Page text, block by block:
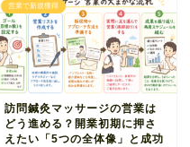
営業で新規獲得
訪問鍼灸マッサージの営業は
どう進める？開業初期に押さ
えたい「5つの全体像」と成功